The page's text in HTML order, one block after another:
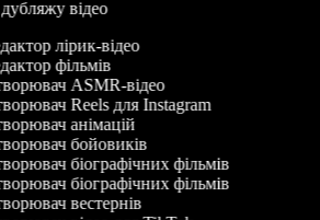
дубляжу відео
лірик-відео
фільмів
ASMR-відео
Reels для Instagram
анімацій
бойовиків
біографічних фільмів
біографічних фільмів
вестернів